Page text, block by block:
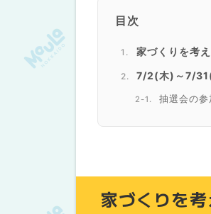
目次
家づくりを考
7/2(木)～7/31(
抽選会の参
カプセルマシ
家づくりを